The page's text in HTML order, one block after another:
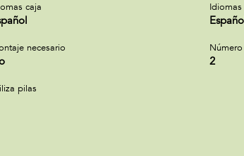
caja
necesario
2
pilas